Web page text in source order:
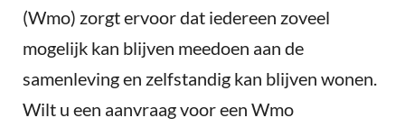
(Wmo) zorgt ervoor dat iedereen zoveel
mogelijk kan blijven meedoen aan de
samenleving en zelfstandig kan blijven wonen.
Wilt u een aanvraag voor een Wmo